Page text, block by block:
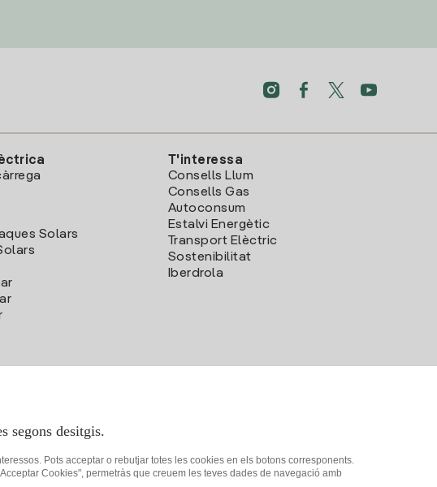
Solars
T'interessa
Consells Llum
Consells Gas
Autoconsum
Estalvi Energètic
Transport Elèctric
Sostenibilitat
Iberdrola
segons desitgis.
Pots acceptar o rebutjar totes les cookies en els botons corresponents.
Cookies", permetràs que creuem les teves dades de navegació amb